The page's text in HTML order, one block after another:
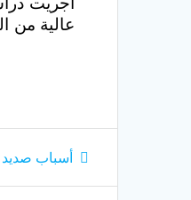
عالية من
أسباب صديد